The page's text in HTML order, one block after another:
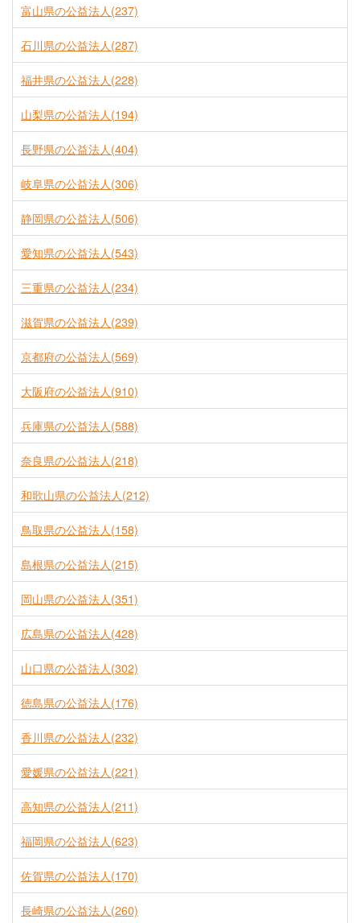
富山県の公益法人(237)
石川県の公益法人(287)
福井県の公益法人(228)
山梨県の公益法人(194)
長野県の公益法人(404)
岐阜県の公益法人(306)
静岡県の公益法人(506)
愛知県の公益法人(543)
三重県の公益法人(234)
滋賀県の公益法人(239)
京都府の公益法人(569)
大阪府の公益法人(910)
兵庫県の公益法人(588)
奈良県の公益法人(218)
和歌山県の公益法人(212)
鳥取県の公益法人(158)
島根県の公益法人(215)
岡山県の公益法人(351)
広島県の公益法人(428)
山口県の公益法人(302)
徳島県の公益法人(176)
香川県の公益法人(232)
愛媛県の公益法人(221)
高知県の公益法人(211)
福岡県の公益法人(623)
佐賀県の公益法人(170)
長崎県の公益法人(260)